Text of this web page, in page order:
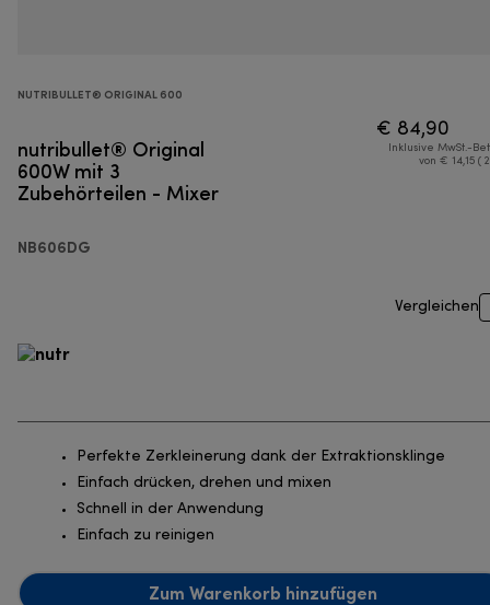
NUTRIBULLET® ORIGINAL 600
nutribullet® Original
600W mit 3
Zubehörteilen - Mixer
NB606DG
€ 84,90
Inklusive MwSt.-
von € 14,15 (
Vergleichen
Perfekte Zerkleinerung dank der Extraktionsklinge
Einfach drücken, drehen und mixen
Schnell in der Anwendung
Einfach zu reinigen
Zum Warenkorb hinzufügen